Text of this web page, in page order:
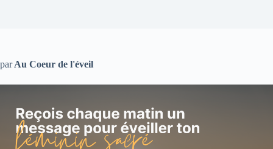
parAu Coeur de l'éveil